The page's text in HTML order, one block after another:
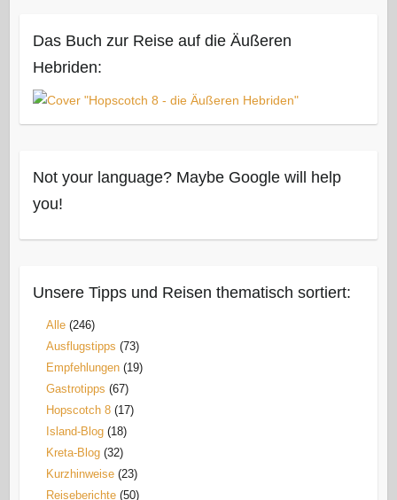
Das Buch zur Reise auf die Äußeren
Hebriden:
Not your language? Maybe Google will help
you!
Unsere Tipps und Reisen thematisch sortiert:
Alle(246)
Ausflugstipps (73)
Empfehlungen(19)
Gastrotipps (67)
Hopscotch 8(17)
Island-Blog(18)
Kreta-Blog(32)
Kurzhinweise(23)
Reiseberichte(50)